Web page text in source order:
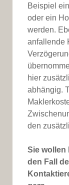
Beispiel
oder ein
werden.
anfallende
hier
abhängig.
den
Sie wollen
den Fall